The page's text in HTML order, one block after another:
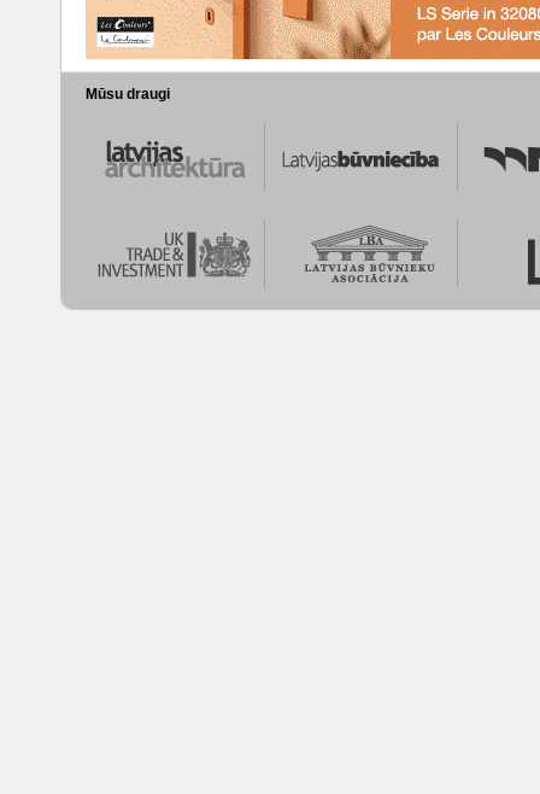
Mūsu draugi